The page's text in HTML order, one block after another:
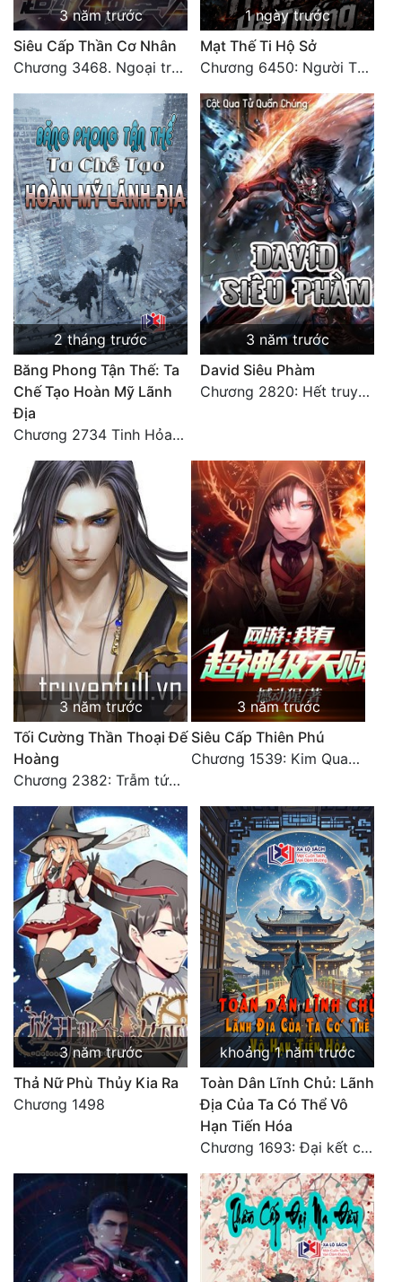
Tu Chân
Tu Tiên
Tội Phạm
Vô Địch
Võ Hiệp
Võng Du
Xuyên Không
Xuyên Nhanh
Xuyên Sách
Xuyên Thư
Điền Văn
Đô Thị
Đông Phương Huyền Huyễn
Đồng Nhân
Cẩu Đạo Trường Sinh
Ngự Thú
Truyện Nam
Truyện Nữ
Vô Địch Lưu
Xây Dựng Thế Lực
Đam Mỹ
Đẹp
Đẹp Hiệp
Tính Cách Nhân Vật :
Cơ Trí
Sát Phạt Quyết Đoán
Vô Sỉ
Điềm Đạm
3 năm trước
Siêu Cấp Thần Cơ Nhân
Chương 3468. Ngoại truyện 2: Vũ trụ của ta ở đó (2)
1 ngày trước
Mạt Thế Ti Hộ Sở
Chương 6450: Người Thái Diễn Sơn Tuyệt Không Khuất Phục
2 tháng trước
Băng Phong Tận Thế: Ta
Chế Tạo Hoàn Mỹ Lãnh
Địa
Chương 2734 Tinh Hỏa (Đại kết cục) (2)
3 năm trước
David Siêu Phàm
Chương 2820: Hết truyện (3)
3 năm trước
Tối Cường Thần Thoại Đế
Hoàng
Chương 2382: Trẫm tức hết thảy (*Đại Kết Cục) (2)
3 năm trước
Siêu Cấp Thiên Phú
Chương 1539: Kim Quang Kiếm Tôn
3 năm trước
Thả Nữ Phù Thủy Kia Ra
Chương 1498
khoảng 1 năm trước
Toàn Dân Lĩnh Chủ: Lãnh
Địa Của Ta Có Thể Vô
Hạn Tiến Hóa
Chương 1693: Đại kết cục